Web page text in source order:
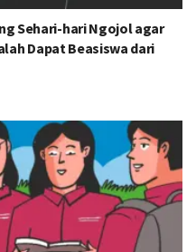
Sehari-hari Ngojol agar
Dapat Beasiswa dari